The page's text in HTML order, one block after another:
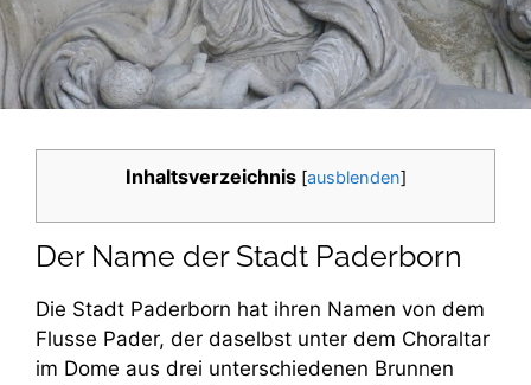
Inhaltsverzeichnis [ausblenden]
Der Name der Stadt Paderborn
Die Stadt Paderborn hat ihren Namen von dem
Flusse Pader, der daselbst unter dem Choraltar
im Dome aus drei unterschiedenen Brunnen